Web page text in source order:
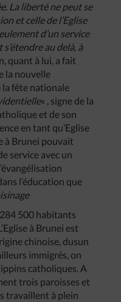
. La liberténepeutse
etcellede l’Eglise
d’un service
s’étendreaudelà, à
quant à lui, a fait
la nouvelle
fête nationale
« , signe de la
et de son
en tant qu’Eglise
à Brunei pouvait
service avec un
l’éducation que
500 habitants
à Brunei est
chinoise, dusun
immigrés, on
catholiques. A
trois paroisses et
travaillent à plein